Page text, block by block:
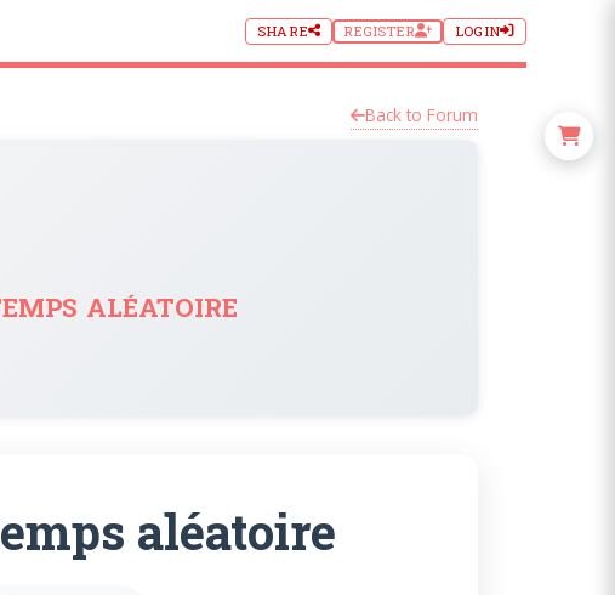
SHARE REGISTER LOGIN
Back to Forum
aléatoire
aléatoire